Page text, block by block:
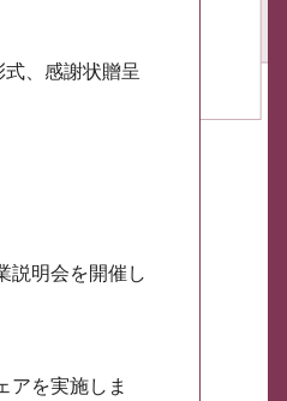
、感謝状贈呈
説明会を開催し
アを実施しま